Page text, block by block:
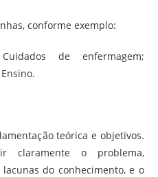
conforme exemplo:
de enfermagem;
teórica e objetivos.
claramente o problema,
do conhecimento, e o